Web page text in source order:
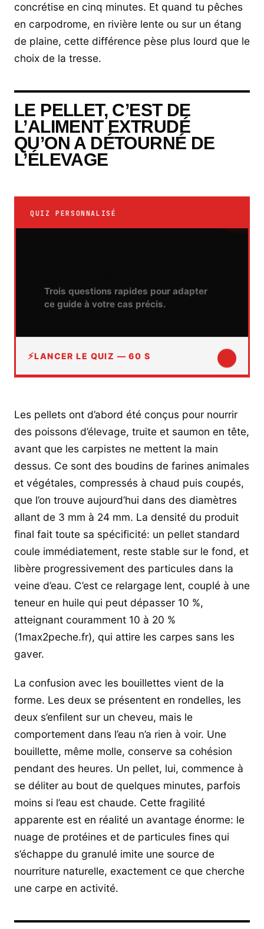
concrétise en cinq minutes. Et quand tu pêches
en carpodrome, en rivière lente ou sur un étang
de plaine, cette différence pèse plus lourd que le
choix de la tresse.
LE PELLET, C’EST DE
L’ALIMENT EXTRUDÉ
QU’ON A DÉTOURNÉ DE
L’ÉLEVAGE
QUIZ PERSONNALISÉ
Trois questions rapides pour adapter
ce guide à votre cas précis.
LANCER LE QUIZ — 60 S ↓
Les pellets ont d’abord été conçus pour nourrir
des poissons d’élevage, truite et saumon en tête,
avant que les carpistes ne mettent la main
dessus. Ce sont des boudins de farines animales
et végétales, compressés à chaud puis coupés,
que l’on trouve aujourd’hui dans des diamètres
allant de 3 mm à 24 mm. La densité du produit
final fait toute sa spécificité: un pellet standard
coule immédiatement, reste stable sur le fond, et
libère progressivement des particules dans la
veine d’eau. C’est ce relargage lent, couplé à une
teneur en huile qui peut dépasser 10 %,
atteignant couramment 10 à 20 %
(1max2peche.fr), qui attire les carpes sans les
gaver.
La confusion avec les bouillettes vient de la
forme. Les deux se présentent en rondelles, les
deux s’enfilent sur un cheveu, mais le
comportement dans l’eau n’a rien à voir. Une
bouillette, même molle, conserve sa cohésion
pendant des heures. Un pellet, lui, commence à
se déliter au bout de quelques minutes, parfois
moins si l’eau est chaude. Cette fragilité
apparente est en réalité un avantage énorme: le
nuage de protéines et de particules fines qui
s’échappe du granulé imite une source de
nourriture naturelle, exactement ce que cherche
une carpe en activité.